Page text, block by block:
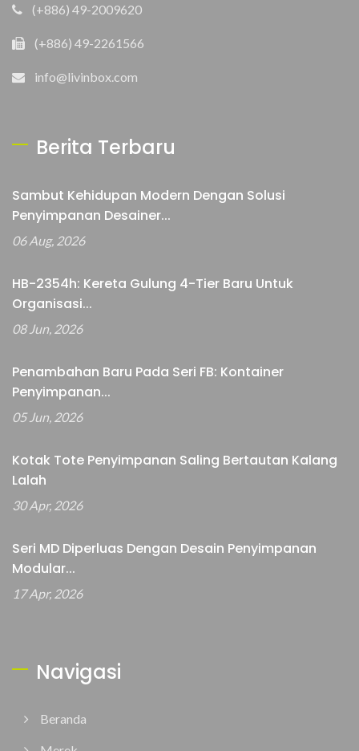
(+886) 49-2009620
(+886) 49-2261566
info@livinbox.com
Berita Terbaru
Sambut Kehidupan Modern Dengan Solusi
Penyimpanan Desainer...
06 Aug, 2026
HB-2354h: Kereta Gulung 4-Tier Baru Untuk
Organisasi...
08 Jun, 2026
Penambahan Baru Pada Seri FB: Kontainer
Penyimpanan...
05 Jun, 2026
Kotak Tote Penyimpanan Saling Bertautan Kalang
Lalah
30 Apr, 2026
Seri MD Diperluas Dengan Desain Penyimpanan
Modular...
17 Apr, 2026
Navigasi
Beranda